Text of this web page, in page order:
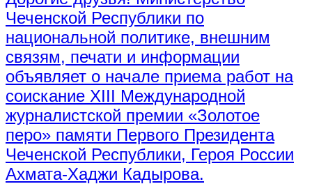
Чеченской Республики по
национальной политике, внешним
связям, печати и информации
объявляет о начале приема работ на
соискание XIII Международной
журналистской премии «Золотое
перо» памяти Первого Президента
Чеченской Республики, Героя России
Ахмата-Хаджи Кадырова.